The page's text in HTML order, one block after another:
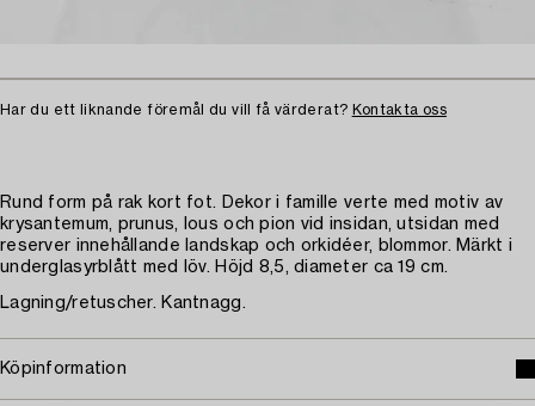
Har du ett liknande föremål du vill få värderat? Kontakta oss
Rund form på rak kort fot. Dekor i famille verte med motiv av
krysantemum, prunus, lous och pion vid insidan, utsidan med
reserver innehållande landskap och orkidéer, blommor. Märkt i
underglasyrblått med löv. Höjd 8,5, diameter ca 19 cm.
Lagning/retuscher. Kantnagg.
Köpinformation